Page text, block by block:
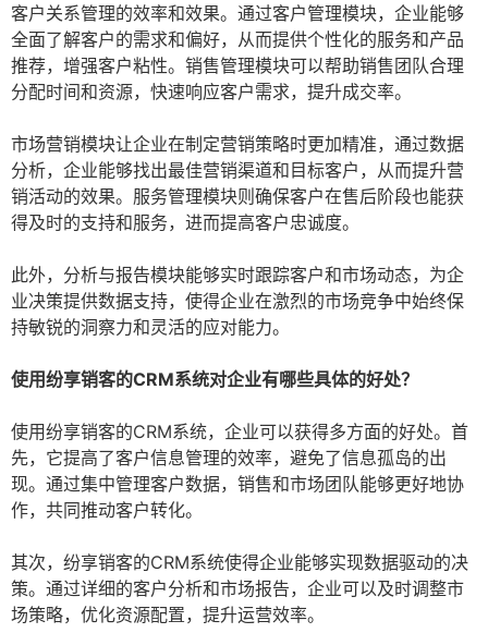
客户关系管理的效率和效果。通过客户管理模块，企业能够
全面了解客户的需求和偏好，从而提供个性化的服务和产品
推荐，增强客户粘性。销售管理模块可以帮助销售团队合理
分配时间和资源，快速响应客户需求，提升成交率。
市场营销模块让企业在制定营销策略时更加精准，通过数据
分析，企业能够找出最佳营销渠道和目标客户，从而提升营
销活动的效果。服务管理模块则确保客户在售后阶段也能获
得及时的支持和服务，进而提高客户忠诚度。
此外，分析与报告模块能够实时跟踪客户和市场动态，为企
业决策提供数据支持，使得企业在激烈的市场竞争中始终保
持敏锐的洞察力和灵活的应对能力。
使用纷享销客的CRM系统对企业有哪些具体的好处？
使用纷享销客的CRM系统，企业可以获得多方面的好处。首
先，它提高了客户信息管理的效率，避免了信息孤岛的出
现。通过集中管理客户数据，销售和市场团队能够更好地协
作，共同推动客户转化。
其次，纷享销客的CRM系统使得企业能够实现数据驱动的决
策。通过详细的客户分析和市场报告，企业可以及时调整市
场策略，优化资源配置，提升运营效率。